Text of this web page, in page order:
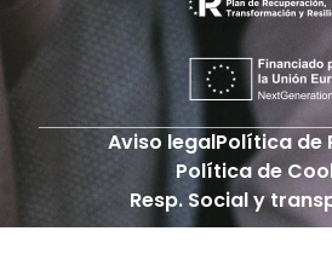
Aviso legalPolítica de
Política de
Resp. Social y